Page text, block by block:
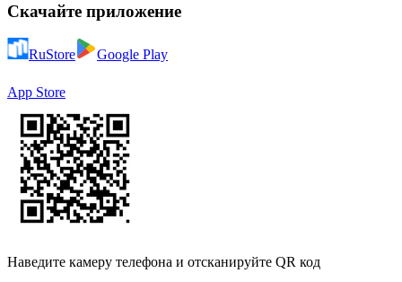
Скачайте приложение
RuStore Google Play
App Store
Наведите камеру телефона и отсканируйте QR код